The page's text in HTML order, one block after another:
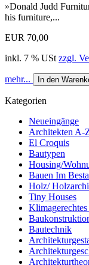
»Donald Judd
his furniture,...
EUR 70,00
inkl. 7 % USt zzgl.
mehr... In den
Kategorien
Neueingänge
Architekten A-
El Croquis
Bautypen
Housing/
Bauen Im
Holz/
Tiny Houses
Klimagerechtes
Bautechnik